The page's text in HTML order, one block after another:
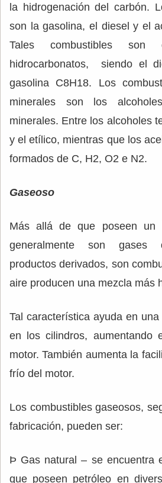
la hidrogenación del carbón.
son la gasolina, el diesel y el
Tales combustibles son
hidrocarbonatos, siendo el
gasolina C8H18. Los
minerales son los
minerales. Entre los alcoholes
y el etílico, mientras que los
formados de C, H2, O2 e N2.
Gaseoso
Más allá de que poseen un
generalmente son gases
productos derivados, son
aire producen una mezcla más
Tal característica ayuda en
en los cilindros, aumentando
motor. También aumenta la
frío del motor.
Los combustibles gaseosos,
fabricación, pueden ser:
Þ Gas natural – se encuentra
que poseen petróleo en